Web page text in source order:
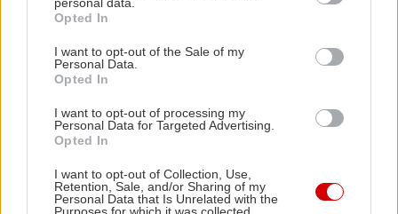
grant or deny consent to Google and its third-party tags to
use your data for below specified purposes in below Google
consent section.
Opted In
I want to opt-out of the Sale of my
Personal Data.
Opted In
I want to opt-out of processing my
Personal Data for Targeted Advertising.
Opted In
I want to opt-out of Collection, Use,
Retention, Sale, and/or Sharing of my
Personal Data that Is Unrelated with the
Purposes for which it was collected.